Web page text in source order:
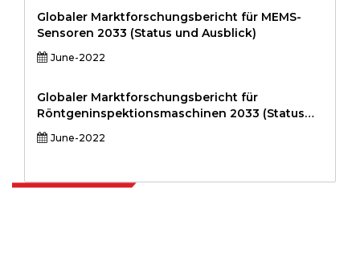
Globaler Marktforschungsbericht für MEMS-
Sensoren 2033 (Status und Ausblick)
June-2022
Globaler Marktforschungsbericht für
Röntgeninspektionsmaschinen 2033 (Status
und Ausblick)
June-2022